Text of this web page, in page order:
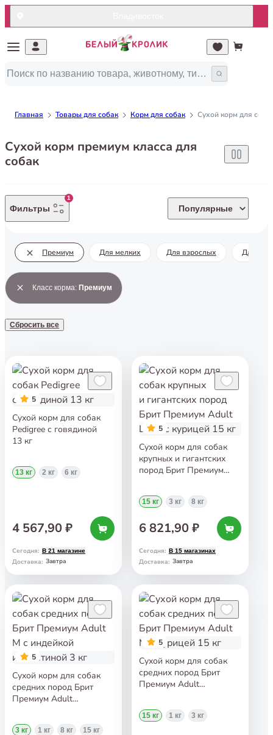
Главная Товары для собак Корм для собак Сухой корм для
Сухой корм премиум класса для
собак
Фильтры
1
Популярные
Премиум Для мелких Для взрослых Для
Класс корма: Премиум
Сбросить все
5
Сухой корм для собак
Pedigree с говядиной
13 кг
13 кг 2 кг 6 кг
4 567,90 ₽
Сегодня: В 21 магазине
Доставка: Завтра
5
Сухой корм для собак
крупных и гигантских
пород Брит Премиум
15 кг
15 кг 3 кг 8 кг
6 821,90 ₽
Сегодня: В 15 магазинах
Доставка: Завтра
5
Сухой корм для собак
средних пород Брит
Премиум Adult
и телятиной 3 кг
3 кг 1 кг 8 кг 15 кг
5
Сухой корм для собак
средних пород Брит
Премиум Adult
15 кг 1 кг 3 кг